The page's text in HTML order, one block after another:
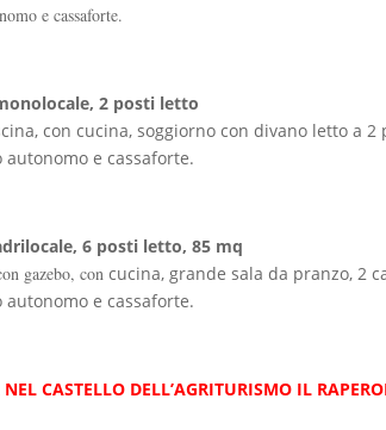
e cassaforte.
2 posti letto
con cucina, soggiorno con divano letto a 2
e cassaforte.
6 posti letto, 85 mq
gazebo, con cucina, grande sala da pranzo, 2
e cassaforte.
CASTELLO DELL’AGRITURISMO IL